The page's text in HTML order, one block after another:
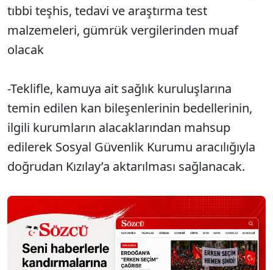
tıbbi teşhis, tedavi ve araştırma test
malzemeleri, gümrük vergilerinden muaf
olacak
-Teklifle, kamuya ait sağlık kuruluşlarına
temin edilen kan bileşenlerinin bedellerinin,
ilgili kurumların alacaklarından mahsup
edilerek Sosyal Güvenlik Kurumu aracılığıyla
doğrudan Kızılay’a aktarılması sağlanacak.